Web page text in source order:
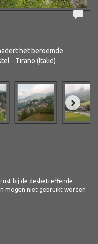
het beroemde
- Tirano (Italië)
bij de desbetreffende
mogen niet gebruikt worden